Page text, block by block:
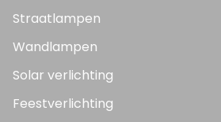
Straatlampen
Wandlampen
Solar verlichting
Feestverlichting